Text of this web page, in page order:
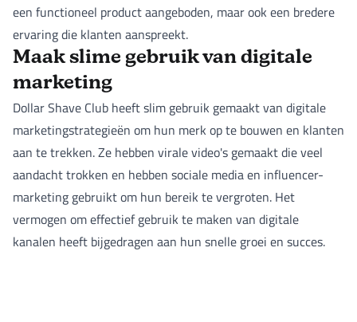
een functioneel product aangeboden, maar ook een bredere
ervaring die klanten aanspreekt.
Maak slime gebruik van digitale
marketing
Dollar Shave Club heeft slim gebruik gemaakt van digitale
marketingstrategieën om hun merk op te bouwen en klanten
aan te trekken. Ze hebben virale video's gemaakt die veel
aandacht trokken en hebben sociale media en influencer-
marketing gebruikt om hun bereik te vergroten. Het
vermogen om effectief gebruik te maken van digitale
kanalen heeft bijgedragen aan hun snelle groei en succes.